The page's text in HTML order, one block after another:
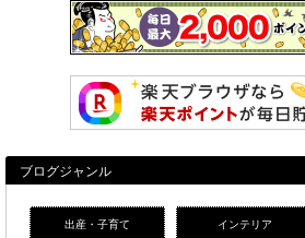
ブログジャンル
出産・子育て インテリア